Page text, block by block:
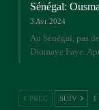
Sénégal:
3 Avr 2024
Au Sénégal, pas
Diomaye Faye.
PREC SUIV 1